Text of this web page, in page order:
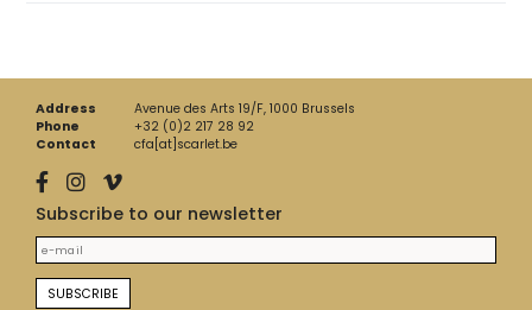
Address
Avenue des Arts 19/F, 1000 Brussels
Phone
+32 (0)2 217 28 92
Contact
cfa[at]scarlet.be
Subscribe to our newsletter